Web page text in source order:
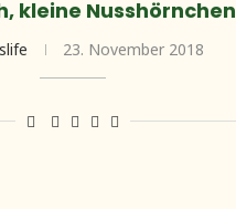
kleine Nusshörnchen
23. November 2018